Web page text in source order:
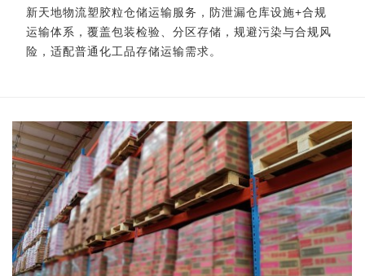
新天地物流塑胶粒仓储运输服务，防泄漏仓库设施+合规
运输体系，覆盖包装检验、分区存储，规避污染与合规风
险，适配普通化工品存储运输需求。